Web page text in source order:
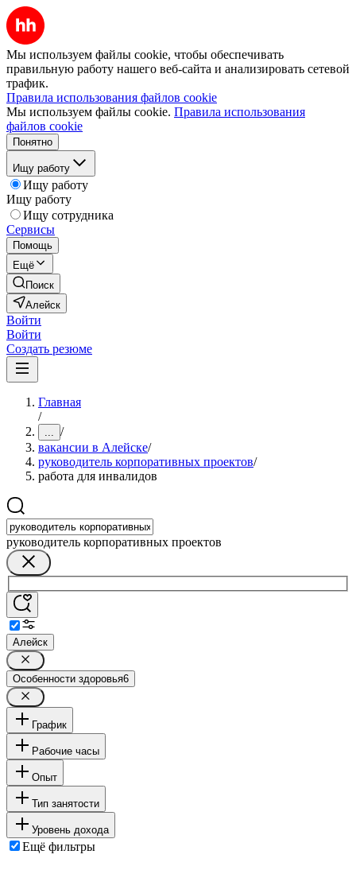
Мы используем файлы cookie, чтобы обеспечивать
правильную работу нашего веб-сайта и анализировать сетевой
трафик.
Правила использования файлов cookie
Мы используем файлы cookie. Правила использования
файлов cookie
Понятно
Ищу работу
Ищу работу
Ищу работу
Ищу сотрудника
Сервисы
Помощь
Ещё
Поиск
Алейск
Войти
Войти
Создать резюме
Главная
/
... /
вакансии в Алейске/
руководитель корпоративных проектов/
работа для инвалидов
руководитель корпоративных проектов
Алейск
Особенности здоровья6
График
Рабочие часы
Опыт
Тип занятости
Уровень дохода
Ещё фильтры